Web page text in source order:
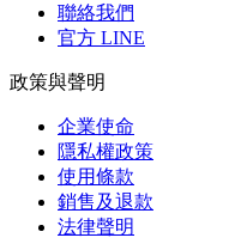
聯絡我們
官方 LINE
政策與聲明
企業使命
隱私權政策
使用條款
銷售及退款
法律聲明